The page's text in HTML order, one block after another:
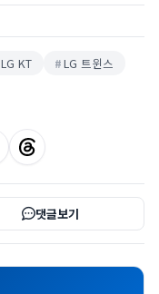
LG KT
LG 트윈스
댓글보기